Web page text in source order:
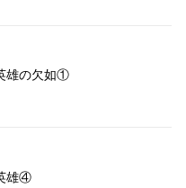
雄の欠如①
雄④